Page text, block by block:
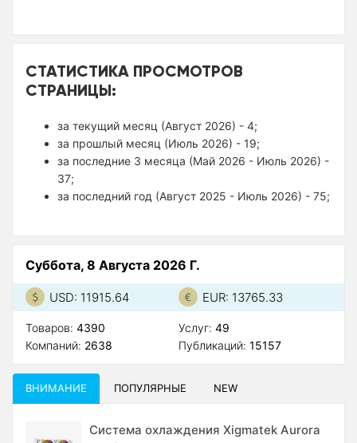
СТАТИСТИКА ПРОСМОТРОВ
СТРАНИЦЫ:
за текущий месяц (Август 2026) - 4;
за прошлый месяц (Июль 2026) - 19;
за последние 3 месяца (Май 2026 - Июль 2026) -
37;
за последний год (Август 2025 - Июль 2026) - 75;
Суббота, 8 Августа 2026 Г.
USD: 11915.64 EUR: 13765.33
Товаров: 4390
Компаний: 2638
Услуг: 49
Публикаций: 15157
ВНИМАНИЕ ПОПУЛЯРНЫЕ NEW
Система охлаждения Xigmatek Aurora